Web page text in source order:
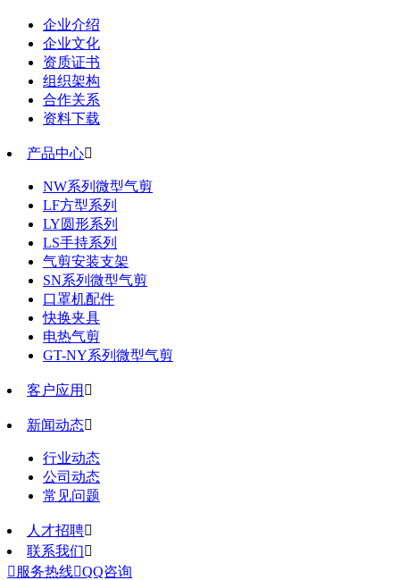
企业介绍
企业文化
资质证书
组织架构
合作关系
资料下载
产品中心
NW系列微型气剪
LF方型系列
LY圆形系列
LS手持系列
气剪安装支架
SN系列微型气剪
口罩机配件
快换夹具
电热气剪
GT-NY系列微型气剪
客户应用 
新闻动态
行业动态
公司动态
常见问题
人才招聘
联系我们
 服务热线QQ咨询